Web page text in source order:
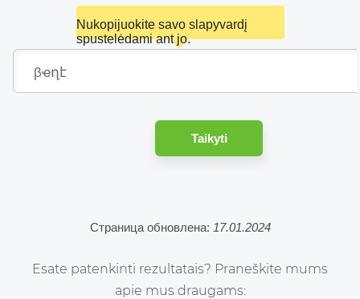
Nukopijuokite savo slapyvardį
spustelėdami ant jo.
Taikyti
Страница обновлена: 17.01.2024
Esate patenkinti rezultatais? Praneškite mums
apie mus draugams: